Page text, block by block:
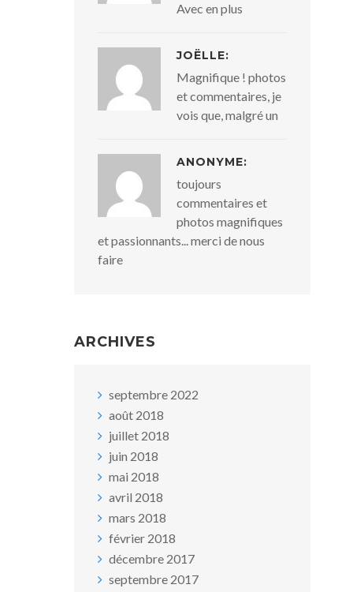
Avec en plus
JOËLLE:
Magnifique ! photos
et commentaires, je
vois que, malgré un
ANONYME:
toujours
commentaires et
photos magnifiques
et passionnants... merci de nous
faire
ARCHIVES
septembre 2022
août 2018
juillet 2018
juin 2018
mai 2018
avril 2018
mars 2018
février 2018
décembre 2017
septembre 2017